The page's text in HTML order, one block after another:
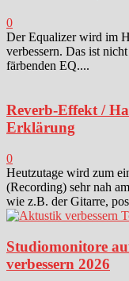
0
Der Equalizer wird im
verbessern. Das ist
färbenden EQ....
Reverb-Effekt /
Erklärung
0
Heutzutage wird zum
(Recording) sehr nah
wie z.B. der Gitarre,
Studiomonitore
verbessern 2026